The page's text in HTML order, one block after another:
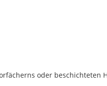
oder beschichteten